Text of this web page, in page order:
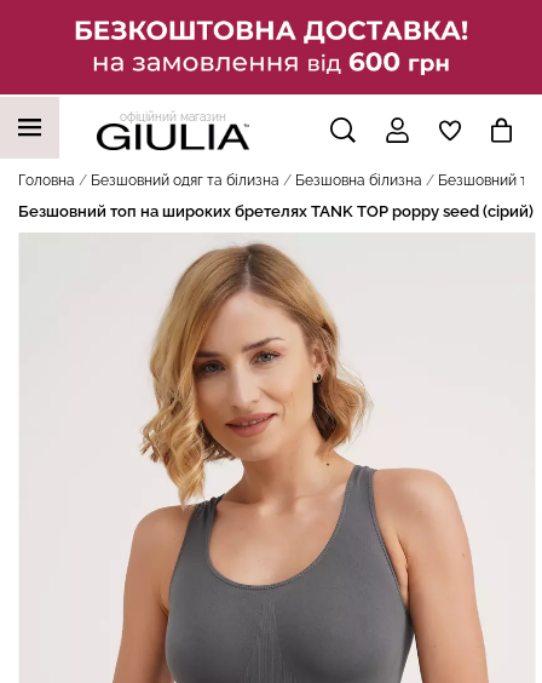
офіційний магазин
Головна Безшовний одяг та білизна Безшовна білизна Безшовний
Безшовний топ на широких бретелях TANK TOP poppy seed (сірий)
НАШІ ТРЕНДОВІ ТОВАРИ
Безшовні легінси з
мікрофібри LEGGINGS 02
(чорний) Giulia
Велосипедки з високою
талією TRACKS 01
(чорний) Giulia